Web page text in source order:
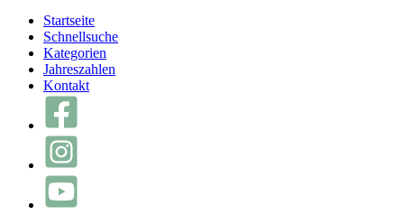
Startseite
Schnellsuche
Kategorien
Jahreszahlen
Kontakt